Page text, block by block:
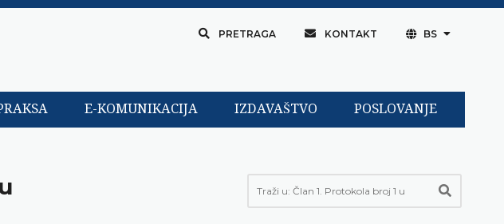
PRETRAGA KONTAKT BS
E-KOMUNIKACIJA IZDAVAŠTVO POSLOVANJE